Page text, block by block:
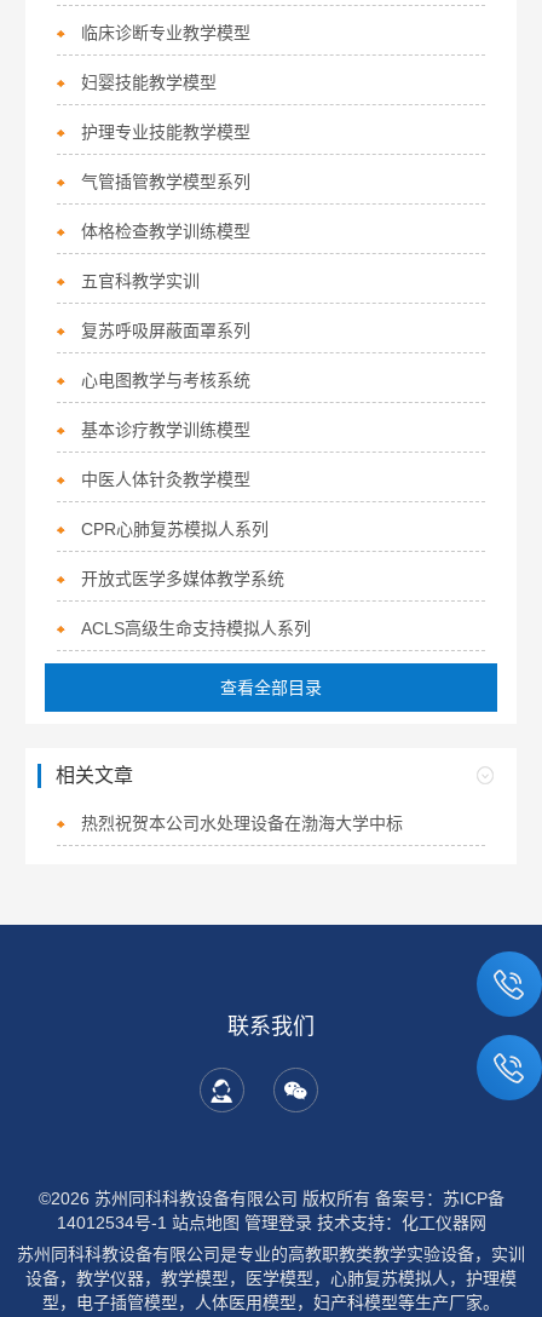
临床诊断专业教学模型
妇婴技能教学模型
护理专业技能教学模型
气管插管教学模型系列
体格检查教学训练模型
五官科教学实训
复苏呼吸屏蔽面罩系列
心电图教学与考核系统
基本诊疗教学训练模型
中医人体针灸教学模型
CPR心肺复苏模拟人系列
开放式医学多媒体教学系统
ACLS高级生命支持模拟人系列
查看全部目录
相关文章
热烈祝贺本公司水处理设备在渤海大学中标
联系我们
©2026 苏州同科科教设备有限公司 版权所有 备案号：苏ICP备
14012534号-1 站点地图 管理登录技术支持： 化工仪器网
苏州同科科教设备有限公司是专业的高教职教类教学实验设备，实训
设备，教学仪器，教学模型，医学模型，心肺复苏模拟人，护理模
型，电子插管模型，人体医用模型，妇产科模型等生产厂家。